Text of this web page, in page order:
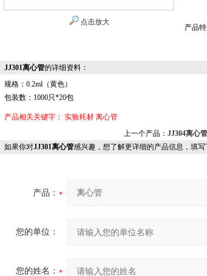
点击放大
产品特
JJ301离心管的详细资料：
规格：0.2ml（黄色）
包装数：1000只*20包
产品相关关键字： 实验耗材 离心管
上一个产品： JJ304离心管
如果你对JJ301离心管感兴趣，想了解更详细的产品信息，填写
产品：
您的单位：
您的姓名：